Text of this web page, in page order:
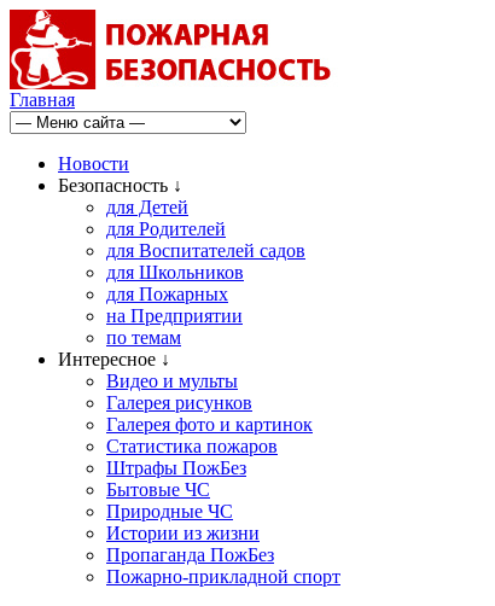
Главная
Новости
Безопасность ↓
для Детей
для Родителей
для Воспитателей садов
для Школьников
для Пожарных
на Предприятии
по темам
Интересное ↓
Видео и мульты
Галерея рисунков
Галерея фото и картинок
Статистика пожаров
Штрафы ПожБез
Бытовые ЧС
Природные ЧС
Истории из жизни
Пропаганда ПожБез
Пожарно-прикладной спорт